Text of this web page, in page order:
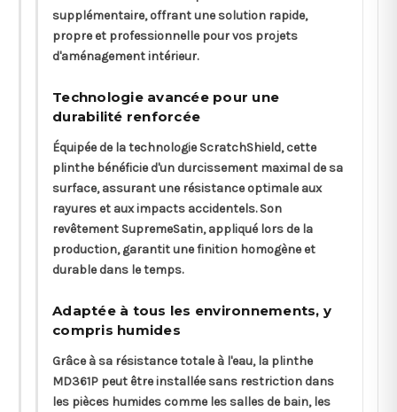
supplémentaire, offrant une solution rapide,
propre et professionnelle pour vos projets
d'aménagement intérieur.
Technologie avancée pour une
durabilité renforcée
Équipée de la technologie ScratchShield, cette
plinthe bénéficie d'un durcissement maximal de sa
surface, assurant une résistance optimale aux
rayures et aux impacts accidentels. Son
revêtement SupremeSatin, appliqué lors de la
production, garantit une finition homogène et
durable dans le temps.
Adaptée à tous les environnements, y
compris humides
Grâce à sa résistance totale à l'eau, la plinthe
MD361P peut être installée sans restriction dans
les pièces humides comme les salles de bain, les